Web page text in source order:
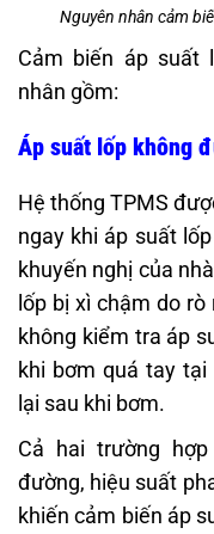
Nguyên nhân cảm
Cảm biến áp suất
nhân gồm:
Áp suất lốp không
Hệ thống TPMS
ngay khi áp suất
khuyến nghị của
lốp bị xì chậm do
không kiểm tra áp
khi bơm quá tay
lại sau khi bơm.
Cả hai trường
đường, hiệu suất
khiến cảm biến áp